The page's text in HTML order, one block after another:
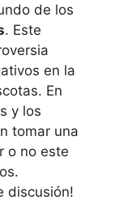
de los
. Este
en la
En
y los
tomar una
o no este
discusión!